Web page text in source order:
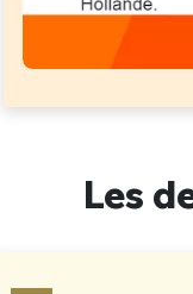
Les